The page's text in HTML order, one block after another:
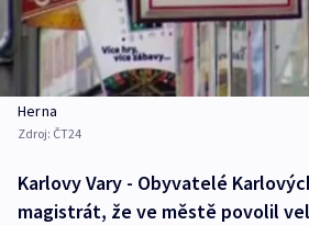
Herna
Zdroj: ČT24
Karlovy Vary - Obyvatelé
magistrát, že ve městě povolil